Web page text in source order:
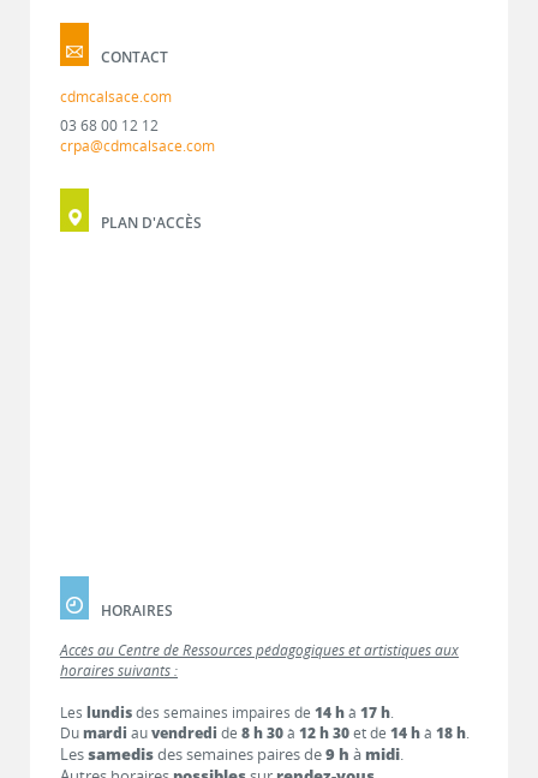
CONTACT
cdmcalsace.com
03 68 00 12 12
crpa@cdmcalsace.com
PLAN D'ACCÈS
HORAIRES
Accès au Centre de Ressources pédagogiques et artistiques aux
horaires suivants :
Les lundisdes semaines impaires de 14 hà 17 h.
Dumardi auvendredi de 8 h 30à 12 h 30et de 14 hà 18 h.
Lessamedisdes semaines paires de9 h à midi.